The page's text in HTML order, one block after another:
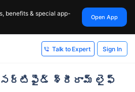
benefits & special app-
Open App
Talk to Expert Sign In
సర్టిఫైడ్ శ్రీరామ్ లైఫ్